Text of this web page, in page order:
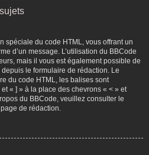
spéciale du code HTML, vous offrant un
d’un message. L’utilisation du BBCode
mais il vous est également possible de
le formulaire de rédaction. Le
du code HTML, les balises sont
« ] » à la place des chevrons « < » et
du BBCode, veuillez consulter le
de rédaction.